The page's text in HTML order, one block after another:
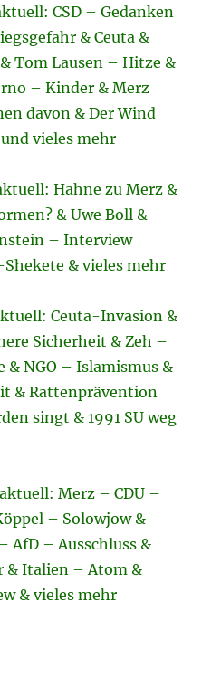
CSD – Gedanken
& Ceuta &
Tom Lausen – Hitze &
– Kinder & Merz
davon & Der Wind
vieles mehr
Hahne zu Merz &
& Uwe Boll &
– Interview
& vieles mehr
Ceuta-Invasion &
Sicherheit & Zeh –
& NGO – Islamismus &
& Rattenprävention
singt & 1991 SU weg
Merz – CDU –
– Solowjow &
– Ausschluss &
& Italien – Atom &
& vieles mehr